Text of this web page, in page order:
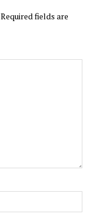
Required fields are